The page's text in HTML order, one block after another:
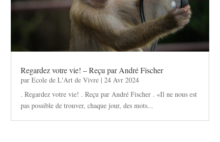
Regardez votre vie! – Reçu par André Fischer
parEcole de L'Art de Vivre |24 Avr 2024
. Regardez votre vie! . Reçu par André Fischer . «Il ne nous est
pas possible de trouver, chaque jour, des mots...